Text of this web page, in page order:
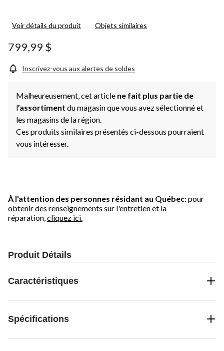
Voir détails du produit Objets similaires
799,99 $
Inscrivez-vous aux alertes de soldes
Malheureusement, cet article ne fait plus partie de
l’assortiment du magasin que vous avez sélectionné et
les magasins de la région.
Ces produits similaires présentés ci-dessous pourraient
vous intéresser.
À l'attention des personnes résidant au Québec: pour
obtenir des renseignements sur l'entretien et la
réparation, cliquez ici.
Produit Détails
Caractéristiques
Spécifications